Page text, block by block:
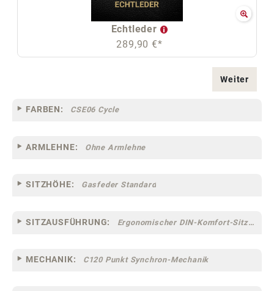
Echtleder
289,90 €*
Weiter
FARBEN: CSE06 Cycle
ARMLEHNE: Ohne Armlehne
SITZHÖHE: Gasfeder Standard
SITZAUSFÜHRUNG: Ergonomischer DIN-Komfort-Sitz [75]
MECHANIK: C120 Punkt Synchron-Mechanik